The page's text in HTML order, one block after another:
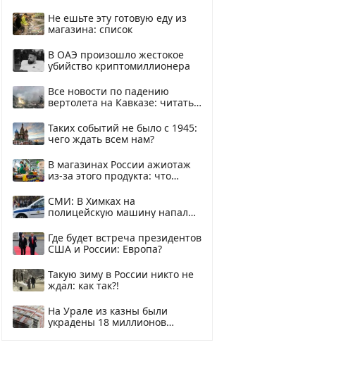
Не ешьте эту готовую еду из
магазина: список
В ОАЭ произошло жестокое
убийство криптомиллионера
Все новости по падению
вертолета на Кавказе: читать
Таких событий не было с 1945:
чего ждать всем нам?
В магазинах России ажиотаж
из-за этого продукта: что
СМИ: В Химках на
полицейскую машину напали
Где будет встреча президентов
США и России: Европа?
Такую зиму в России никто не
ждал: как так?!
На Урале из казны были
украдены 18 миллионов